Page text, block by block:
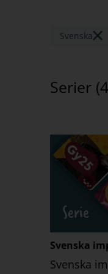
Svenska
Serier (4
Serie
Svenska
Svenska